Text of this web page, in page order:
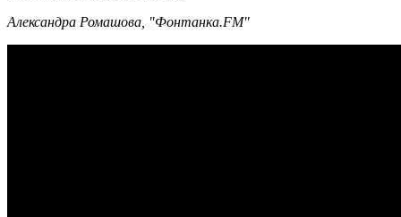
Александра Ромашова, "Фонтанка.FM"